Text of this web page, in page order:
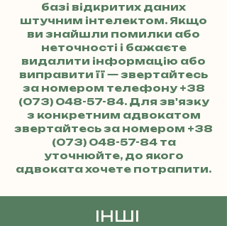
базі відкритих даних
штучним інтелектом. Якщо
ви знайшли помилки або
неточності і бажаєте
видалити інформацію або
виправити її — звертайтесь
за номером телефону +38
(073) 048-57-84. Для зв'язку
з конкретним адвокатом
звертайтесь за номером +38
(073) 048-57-84та
уточнюйте, до якого
адвоката хочете потрапити.
ІНШІ